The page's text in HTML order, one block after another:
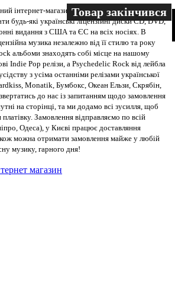
інтернет-магазин “Два меломани”. У нас Ви
будь-які українські ліцензійні диски CD, DVD,
видання з США та ЄС на всіх носіях. В
музика незалежно від її стилю та року
альбоми знаходять собі місце на нашому
Indie Pop релізи, а Psychedelic Rock від лейбла
з усіма останніми релізами української
Monatik, Бумбокс, Океан Ельзи, Скрябін,
до нас із запитанням щодо замовлення
на сторінці, та ми додамо всі зусилля, щоб
Замовлення відправляємо по всій
Одеса), у Києві працює доставляння
можна отримати замовлення майже у любій
музику, гарного дня!
Товар закінчився
Товар закінчився